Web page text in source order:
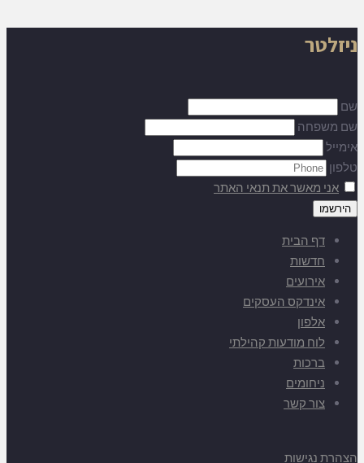
ניזלטר
שם
שם משפחה
אימייל
טלפון
אני מאשר את תנאי האתר
דף הבית
חדשות
אירועים
אינדקס העסקים
אלפון
לוח מודעות קהילתי
ברכות
ניחומים
צור קשר
הצהרת נגישות